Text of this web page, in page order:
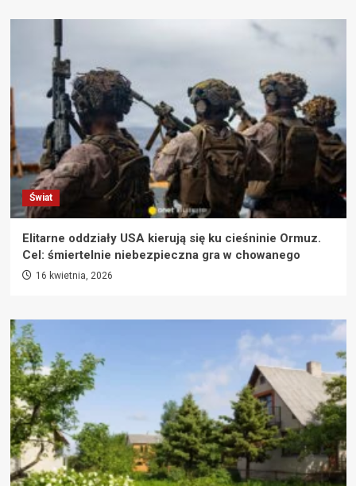
Świat
Elitarne oddziały USA kierują się ku cieśninie Ormuz.
Cel: śmiertelnie niebezpieczna gra w chowanego
16 kwietnia, 2026